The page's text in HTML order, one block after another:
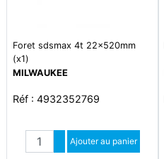
Foret sdsmax 4t 22x520mm
(x1)
MILWAUKEE
Réf : 4932352769
Quantité
Augmenter quantité
Diminuer quantité
Ajouter au panier